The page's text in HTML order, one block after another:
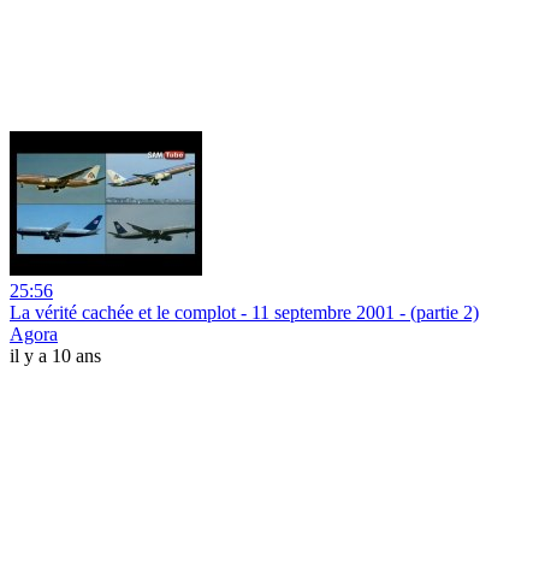
25:56
La vérité cachée et le complot - 11 septembre 2001 - (partie 2)
Agora
il y a 10 ans